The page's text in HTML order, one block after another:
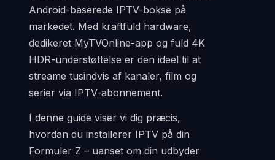
Android-baserede IPTV-bokse på
markedet. Med kraftfuld hardware,
dedikeret MyTVOnline-app og fuld 4K
HDR-understøttelse er den ideel til at
streame tusindvis af kanaler, film og
serier via IPTV-abonnement.
I denne guide viser vi dig præcis,
hvordan du installerer IPTV på din
Formuler Z – uanset om din udbyder